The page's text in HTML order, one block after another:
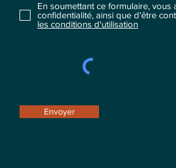
En soumettant ce formulaire,
confidentialité, ainsi que d'être
les conditions d'utilisation
Envoyer